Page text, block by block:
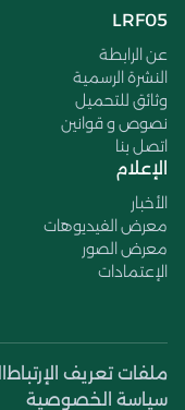
LRF05
عن الرابطة
النشرة الرسمية
وثائق للتحميل
نصوص و قوانين
اتصل بنا
الإعلام
الأخبار
معرض الفيديوهات
معرض الصور
الإعتمادات
ملفات تعريف الإرتباط
سياسة الخصوصية